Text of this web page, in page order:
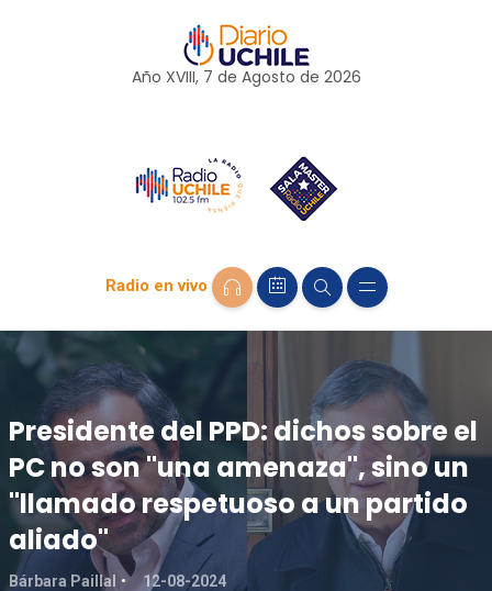
Año XVIII, 7 de Agosto de 2026
Radio en vivo
Presidente del PPD: dichos sobre el
PC no son "una amenaza", sino un
"llamado respetuoso a un partido
aliado"
Bárbara Paillal 12-08-2024